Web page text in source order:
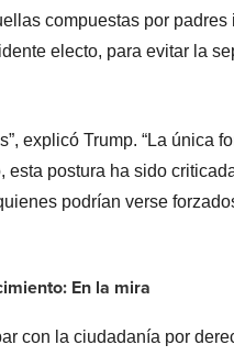
compuestas por
electo, para evitar la
explicó Trump. “La única
esta postura ha sido
podrían verse
En la mira
con la ciudadanía por